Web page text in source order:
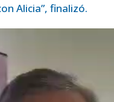
Alicia”, finalizó.